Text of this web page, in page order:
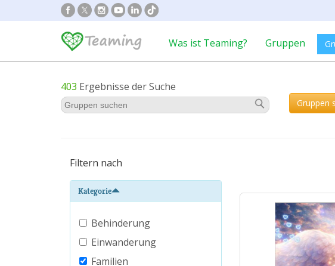
Was ist Teaming? Gruppen
403 Ergebnisse der Suche
Gruppen
Filtern nach
Kategorie
Behinderung
Einwanderung
Familien